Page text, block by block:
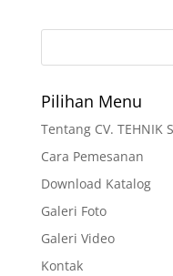
Pilihan Menu
Tentang CV. TEHNIK
Cara Pemesanan
Download Katalog
Galeri Foto
Galeri Video
Kontak